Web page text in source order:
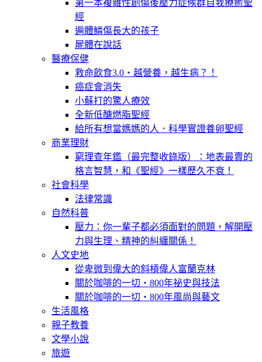
第一本複雜性創傷後壓力症候群自我療癒聖
經
遍體鱗傷長大的孩子
屍體在說話
醫療保健
救命飲食3.0‧越營養，越生病？！
癌症會消失
小蘇打的驚人療效
全新低醣燃脂聖經
給所有想當媽媽的人．科學實證養卵聖經
商業理財
窮理查年鑑（最完整收錄版）：地表最賣的
格言智慧，和《聖經》一樣歷久不衰！
社會科學
法律常識
自然科普
壓力：你一輩子都必須面對的問題，解開壓
力與生理、精神的糾纏關係！
人文史地
從卑微到偉大的斜槓偉人富蘭克林
關於咖啡的一切‧800年祕史與技法
關於咖啡的一切‧800年風尚與藝文
生活風格
親子教養
文學小說
旅遊